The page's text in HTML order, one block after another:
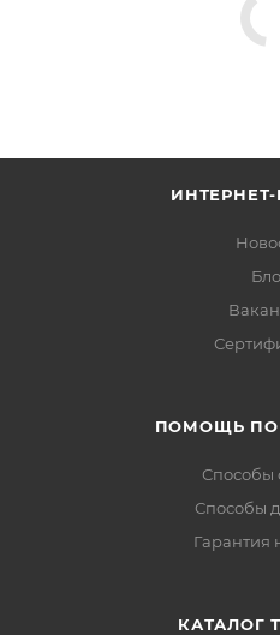
ПОМОЩЬ
Способы
Способы
Гарантия
КАТАЛОГ